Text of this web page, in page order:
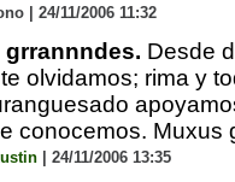
| 24/11/2006 11:32
grrannndes. Desde
olvidamos; rima y
conocemos. Muxus
| 24/11/2006 13:35